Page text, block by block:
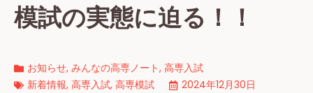
模試の実態に迫る！！
お知らせ, みんなの高専ノート, 高専入試
新着情報, 高専入試, 高専模試
2024年12月30日